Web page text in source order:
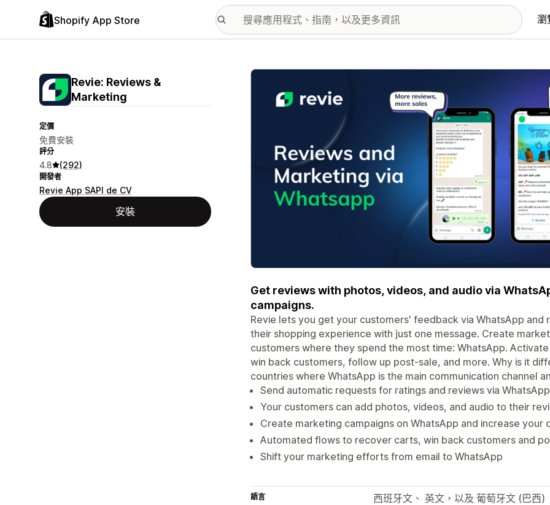
Shopify App Store 瀏
Revie: Reviews &
Marketing
定價
免費安裝
評分
4.8 (292)
開發者
Revie App SAPI de CV
安裝
主要圖片圖庫
Get reviews with photos, videos, and audio via
campaigns.
Revie lets you get your customers' feedback via WhatsApp
their shopping experience with just one message. Create
customers where they spend the most time: WhatsApp.
win back customers, follow up post-sale, and more. Why is it
countries where WhatsApp is the main communication channel
Send automatic requests for ratings and reviews via WhatsApp
Your customers can add photos, videos, and audio to their
Create marketing campaigns on WhatsApp and increase your
Automated flows to recover carts, win back customers and
Shift your marketing efforts from email to WhatsApp
語言
西班牙文、 英文，以及 葡萄牙文 (巴西)